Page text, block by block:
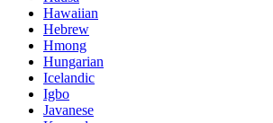
Hawaiian
Hebrew
Hmong
Hungarian
Icelandic
Igbo
Javanese